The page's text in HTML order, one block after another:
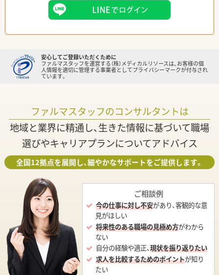
安心してご登録いただくために
ファルマスタッフを運営する（株）メディカルリソースは、お客様の個
人情報を適切に管理する事業者としてプライバシーマークが付与され
ています。
ファルマスタッフのコンサルタントは
地域と業界に精通し、生きた情報に基づいて職場
選びやキャリアプランについてアドバイス
全国12拠点を展開し、細やかなサポートをご提供します。
ご相談例
今の仕事に対し不安があり、客観的な意
見がほしい
将来性のある職場の見極め方がわから
ない
自分の経験や適正、現状を振り返りたい
求人を比較するためのポイントが知り
たい